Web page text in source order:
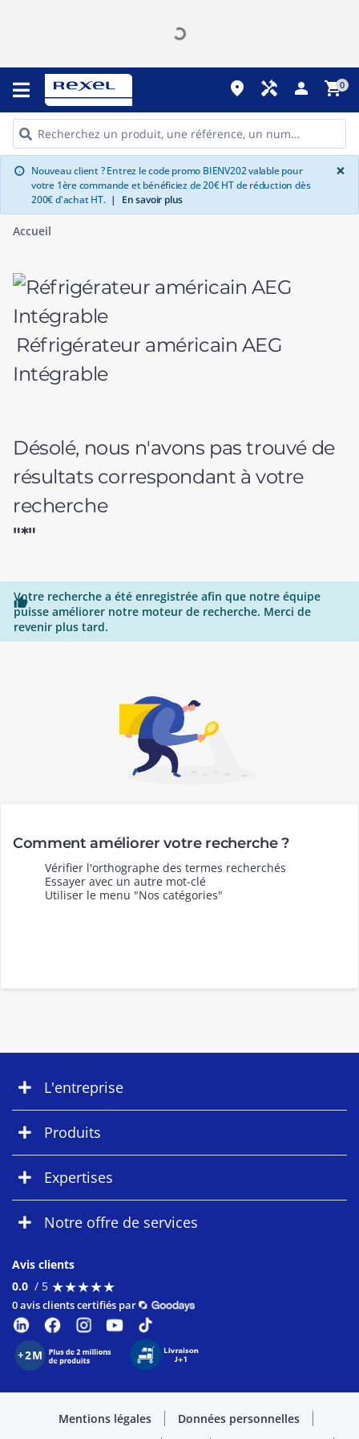
place handyman person shopping_cart0
info Nouveau client ? Entrez le code promo BIENV202 valable pour
votre 1ère commande et bénéficiez de 20€ HT de réduction dès
200€ d'achat HT. | En savoir plus
×
Accueil
Réfrigérateur américain AEG
Intégrable
Désolé, nous n'avons pas trouvé de
résultats correspondant à votre
recherche
"*"

Votre recherche a été enregistrée afin que notre équipe
puisse améliorer notre moteur de recherche. Merci de
revenir plus tard.
Comment améliorer votre recherche ?
Vérifier l'orthographe des termes recherchés
Essayer avec un autre mot-clé
Utiliser le menu "Nos catégories"
L'entreprise
Produits
Expertises
Notre offre de services
Avis clients
0.0 / 5 ★★★★★
★★★★★
0 avis clients certifiés par
Mentions légales
Données personnelles